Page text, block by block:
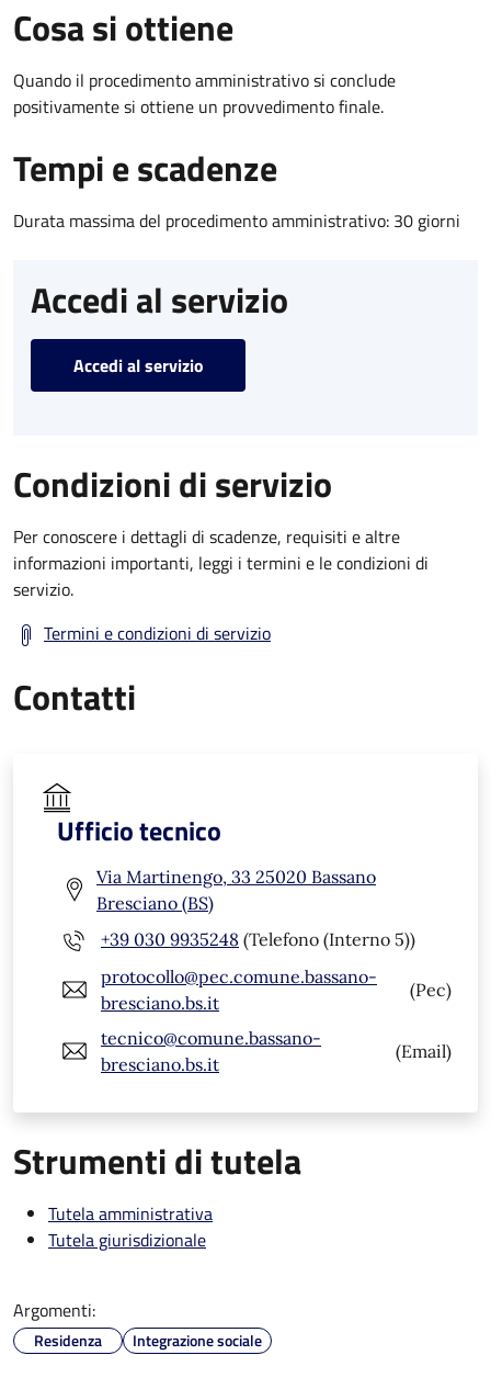
Cosa si ottiene
Quando il procedimento amministrativo si conclude
positivamente si ottiene un provvedimento finale.
Tempi e scadenze
Durata massima del procedimento amministrativo: 30 giorni
Accedi al servizio
Accedi al servizio
Condizioni di servizio
Per conoscere i dettagli di scadenze, requisiti e altre
informazioni importanti, leggi i termini e le condizioni di
servizio.
Termini e condizioni di servizio
Contatti
Ufficio tecnico
Via Martinengo, 33 25020 Bassano
Bresciano (BS)
+39 030 9935248 (Telefono (Interno 5))
protocollo@pec.comune.bassano-
bresciano.bs.it
(Pec)
tecnico@comune.bassano-
bresciano.bs.it
(Email)
Strumenti di tutela
Tutela amministrativa
Tutela giurisdizionale
Argomenti:
Residenza Integrazione sociale